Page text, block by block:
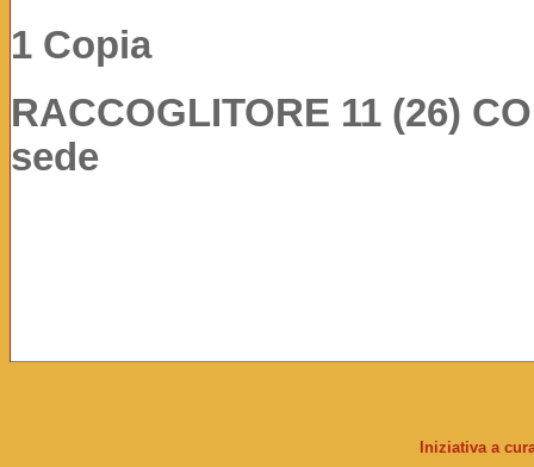
1 Copia
RACCOGLITORE 11 (26)
sede
Iniziativa a